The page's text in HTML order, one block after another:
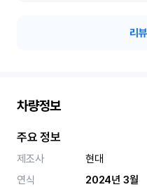
리
차량정보
주요 정보
제조사
현대
연식
2024년 3월